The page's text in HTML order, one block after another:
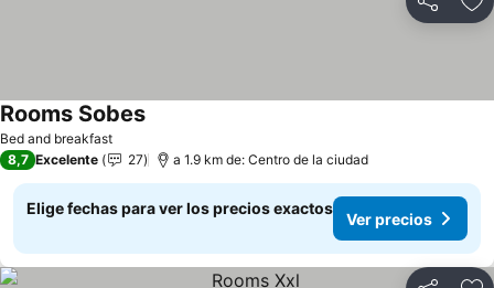
Compartir
Bed and breakfast
Rooms Sobes
8,7 Excelente 27 a 1.9 km de: Centro de la ciudad
Elige fechas para ver los precios exactos
Ver precios